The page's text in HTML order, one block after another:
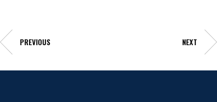
PREVIOUS NEXT